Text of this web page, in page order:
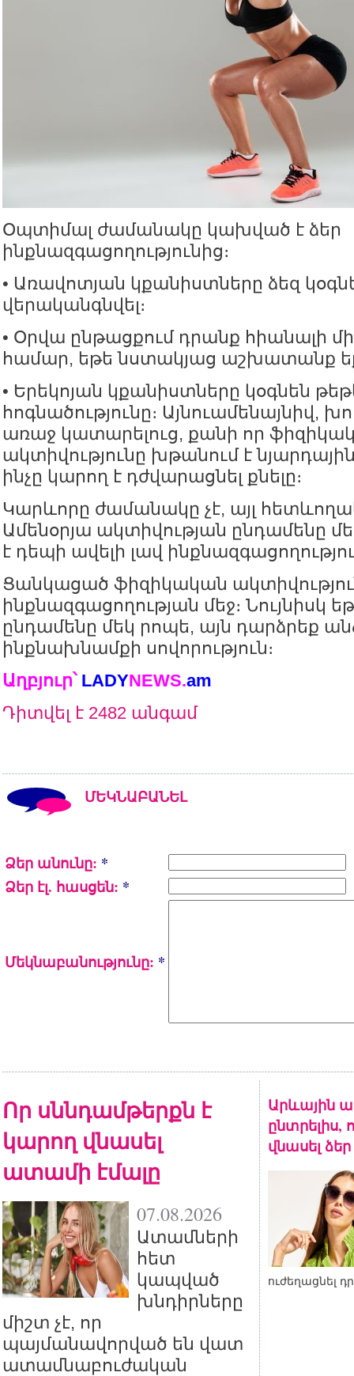
Օպտիմալ ժամանակը կախված է ձեր
ինքնազգացողությունից։
• Առավոտյան կքանիստները ձեզ
վերականգնվել։
• Օրվա ընթացքում դրանք հիանալի
համար, եթե նստակյաց աշխատանք
• Երեկոյան կքանիստները կօգնեն
հոգնածությունը։ Այնուամենայնիվ,
առաջ կատարելուց, քանի որ
ակտիվությունը խթանում է
ինչը կարող է դժվարացնել քնելը։
Կարևորը ժամանակը չէ, այլ
Ամենօրյա ակտիվության ընդամենը
է դեպի ավելի լավ
Ցանկացած ֆիզիկական
ինքնազգացողության մեջ։ Նույնիսկ
ընդամենը մեկ րոպե, այն դարձրեք
ինքնախնամքի սովորություն։
Աղբյուր՝ LADYNEWS.am
Դիտվել է 2482 անգամ
ՄԵԿՆԱԲԱՆԵԼ
Ձեր անունը: *
Ձեր էլ. հասցեն: *
Մեկնաբանությունը: *
Որ սննդամթերքն է
կարող վնասել
ատամի էմալը
07.08.2026
Ատամների
հետ
կապված
խնդիրները
միշտ չէ, որ
պայմանավորված են վատ
ատամնաբուժական
Արևային
ընտրելիս,
վնասել
ուժեղացնել